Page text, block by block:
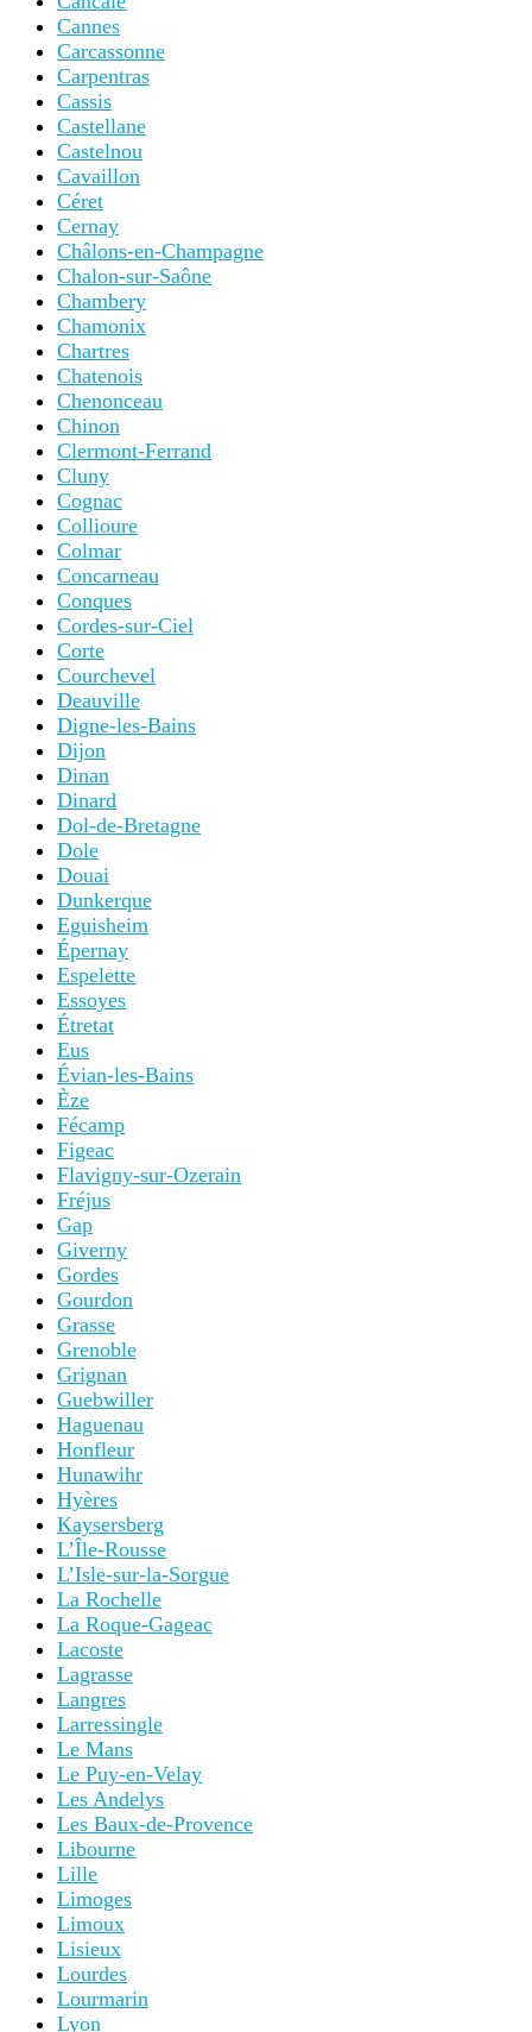
Cannes
Carcassonne
Carpentras
Cassis
Castellane
Castelnou
Cavaillon
Céret
Cernay
Châlons-en-Champagne
Chalon-sur-Saône
Chambery
Chamonix
Chartres
Chatenois
Chenonceau
Chinon
Clermont-Ferrand
Cluny
Cognac
Collioure
Colmar
Concarneau
Conques
Cordes-sur-Ciel
Corte
Courchevel
Deauville
Digne-les-Bains
Dijon
Dinan
Dinard
Dol-de-Bretagne
Dole
Douai
Dunkerque
Eguisheim
Épernay
Espelette
Essoyes
Étretat
Eus
Évian-les-Bains
Èze
Fécamp
Figeac
Flavigny-sur-Ozerain
Fréjus
Gap
Giverny
Gordes
Gourdon
Grasse
Grenoble
Grignan
Guebwiller
Haguenau
Honfleur
Hunawihr
Hyères
Kaysersberg
L’Île-Rousse
L’Isle-sur-la-Sorgue
La Rochelle
La Roque-Gageac
Lacoste
Lagrasse
Langres
Larressingle
Le Mans
Le Puy-en-Velay
Les Andelys
Les Baux-de-Provence
Libourne
Lille
Limoges
Limoux
Lisieux
Lourdes
Lourmarin
Lyon